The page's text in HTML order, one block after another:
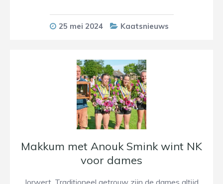
25 mei 2024 Kaatsnieuws
Makkum met Anouk Smink wint NK
voor dames
Jorwert. Traditioneel getrouw zijn de dames altijd